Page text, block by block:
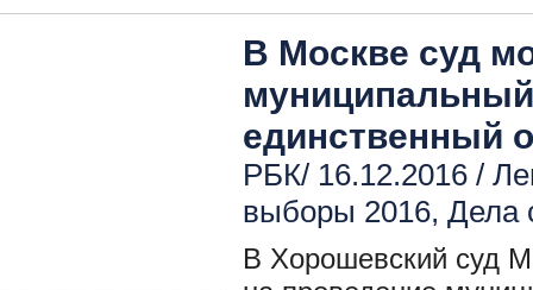
В Москве суд
единственный
РБК/ 16.12.2016 /
выборы 2016, Дела
В Хорошевский суд